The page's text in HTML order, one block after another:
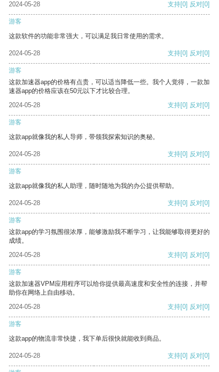
2024-05-28
支持[0] 反对[0]
游客
这款软件的功能非常强大，可以满足我日常使用的需求。
2024-05-28 支持[0] 反对[0]
游客
这款加速器app的价格有点贵，可以适当降低一些。我个人觉得，一款加
速器app的价格应该在50元以下才比较合理。
2024-05-28
支持[0] 反对[0]
游客
这款app就像我的私人导师，带领我探索知识的奥秘。
2024-05-28 支持[0] 反对[0]
游客
这款app就像我的私人助理，随时随地为我的办公提供帮助。
2024-05-28 支持[0] 反对[0]
游客
这款app的学习氛围很浓厚，能够激励我不断学习，让我能够取得更好的
成绩。
2024-05-28
支持[0] 反对[0]
游客
这款加速器VPM应用程序可以给你提供最高速度和安全性的连接，并帮
助你在网络上自由移动。
2024-05-28
支持[0] 反对[0]
游客
这款app的物流非常快捷，我下单后很快就能收到商品。
2024-05-28 支持[0] 反对[0]